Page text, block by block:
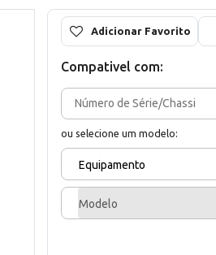
Adicionar Favorito
Compativel com:
ou selecione um modelo:
Equipamento
Modelo